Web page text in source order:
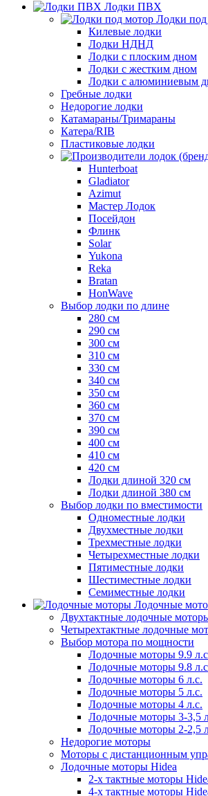
Лодки ПВХ
Лодки
Килевые лодки
Лодки НДНД
Лодки с плоским дном
Лодки с жестким дном
Лодки с алюминиевым
Гребные лодки
Недорогие лодки
Катамараны/Тримараны
Катера/RIB
Пластиковые лодки
Hunterboat
Gladiator
Azimut
Мастер Лодок
Посейдон
Флинк
Solar
Yukona
Reka
Bratan
HonWave
Выбор лодки по длине
280 см
290 см
300 см
310 см
330 см
340 см
350 см
360 см
370 см
390 см
400 см
410 см
420 см
Лодки длиной 320 см
Лодки длиной 380 см
Выбор лодки по вместимости
Одноместные лодки
Двухместные лодки
Трехместные лодки
Четырехместные лодки
Пятиместные лодки
Шестиместные лодки
Семиместные лодки
Лодочные
Двухтактные лодочные
Четырехтактные лодочные
Выбор мотора по мощности
Лодочные моторы 9.9
Лодочные моторы 9.8
Лодочные моторы 6 л.с.
Лодочные моторы 5 л.с.
Лодочные моторы 4 л.с.
Лодочные моторы 3-3,5
Лодочные моторы 2-2,5
Недорогие моторы
Моторы с дистанционным
Лодочные моторы Hidea
2-х тактные моторы
4-х тактные моторы